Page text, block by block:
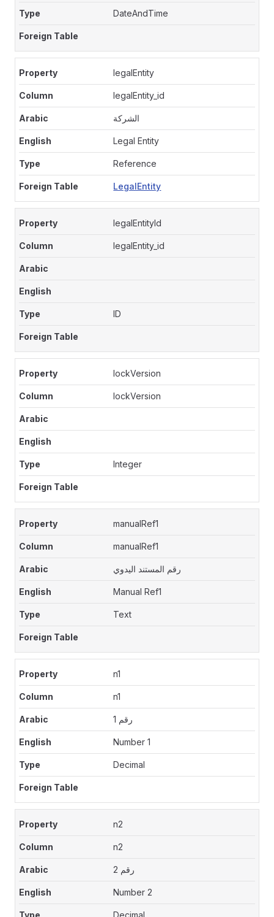
DateAndTime
legalEntity
legalEntity_id
الشركة
Legal Entity
Reference
LegalEntity
legalEntityId
legalEntity_id
ID
lockVersion
lockVersion
Integer
manualRef1
manualRef1
رقم المستند اليدوي
Manual Ref1
Text
n1
n1
رقم 1
Number 1
Decimal
n2
n2
رقم 2
Number 2
Decimal